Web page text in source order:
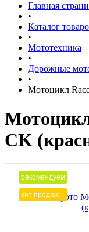
Главная
•
Каталог
•
Мототехника
•
Дорожные
•
Мотоцикл
CK
рекомендуем
хит продаж